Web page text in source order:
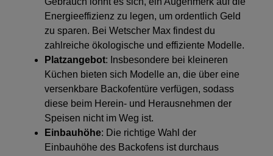
Energieeffizienz zu legen, um ordentlich Geld
zu sparen. Bei Wetscher Max findest du
zahlreiche ökologische und effiziente Modelle.
Platzangebot: Insbesondere bei kleineren
Küchen bieten sich Modelle an, die über eine
versenkbare Backofentüre verfügen, sodass
diese beim Herein- und Herausnehmen der
Speisen nicht im Weg ist.
Einbauhöhe: Die richtige Wahl der
Einbauhöhe des Backofens ist durchaus